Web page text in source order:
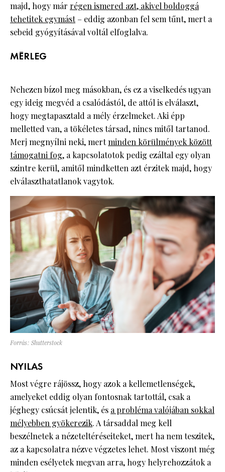
majd, hogy már régen ismered azt, akivel boldoggá
tehetitek egymást– eddig azonban fel sem tűnt, mert a
sebeid gyógyításával voltál elfoglalva.
MÉRLEG
Nehezen bízol meg másokban, és ez a viselkedés ugyan
egy ideig megvéd a csalódástól, de attól is elválaszt,
hogy megtapasztald a mély érzelmeket. Aki épp
melletted van, a tökéletes társad, nincs mitől tartanod.
Merj megnyílni neki, mertminden körülmények között
támogatni fog, a kapcsolatotok pedig ezáltal egy olyan
szintre kerül, amitől mindketten azt érzitek majd, hogy
elválaszthatatlanok vagytok.
Forrás: Shutterstock
NYILAS
Most végre rájössz, hogy azok a kellemetlenségek,
amelyeket eddig olyan fontosnak tartottál, csak a
jéghegy csúcsát jelentik, és a probléma valójában sokkal
mélyebben gyökerezik. A társaddal meg kell
beszélnetek a nézeteltéréseiteket, mert ha nem teszitek,
az a kapcsolatra nézve végzetes lehet. Most viszont még
minden esélyetek megvan arra, hogy helyrehozzátok a